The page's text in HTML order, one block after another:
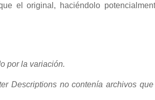
el original, haciéndolo
por la variación.
Descriptions no contenía archivos